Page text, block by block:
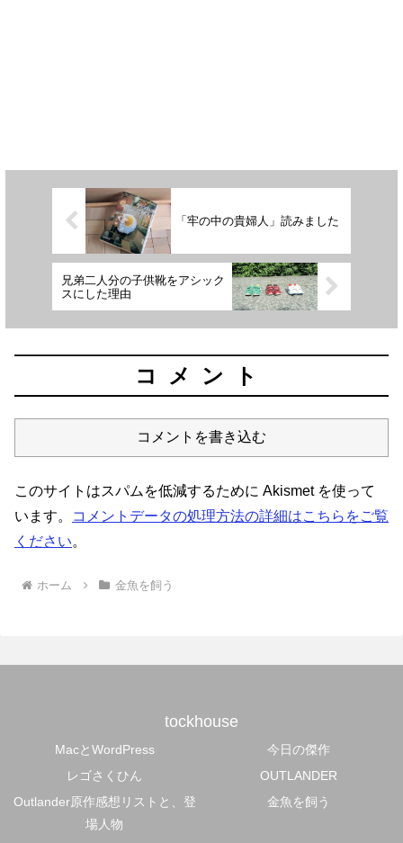
「牢の中の貴婦人」読みました
兄弟二人分の子供靴をアシック
スにした理由
コメント
コメントを書き込む
このサイトはスパムを低減するために Akismet を使って
います。
コメントデータの処理方法の詳細はこちらをご覧
ください。
ホーム 金魚を飼う
tockhouse
MacとWordPress
今日の傑作
レゴさくひん
OUTLANDER
Outlander原作感想リストと、登
場人物
金魚を飼う